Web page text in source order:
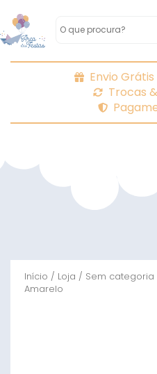
Envio
Trocas
Início / Loja / Sem categoria
Amarelo